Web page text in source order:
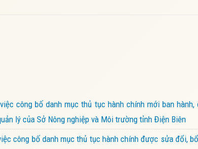
công bố danh mục thủ tục hành chính mới ban
lý của Sở Nông nghiệp và Môi trường tỉnh Điện Biên
công bố danh mục thủ tục hành chính được sửa đổi,